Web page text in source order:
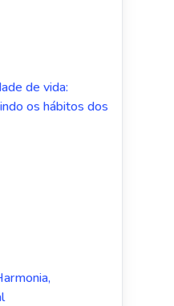
de vida:
os hábitos dos